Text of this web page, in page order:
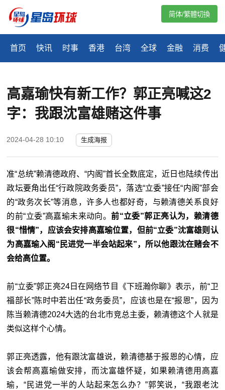
首页 快讯 时事 香港 台湾 全球 金融 消费
简体/繁體切換
高嘉瑜快有新工作？郭正亮喊这2
字：我跟沈富雄赌这件事
2024-04-28 10:10 生成海报
准“总统”赖清德政府、“内阁”首长全数底定，近日也陆续传出
政坛要角出任“行政院政务委员”，落选“立委”接任“内阁”部会
的“政务次长”等消息，许多人也都好奇，与赖清德关系良好
的前“立委”高嘉瑜未来动向。前“立委”郭正亮认为，赖清德
很“惜情”，应该会安排高嘉瑜位置，但前“立委”沈富雄则认
为高嘉瑜入阁“民进党一半会站起来”，所以他跟沈在赌会不
会给高位置。
前“立委”郭正亮24日在网络节目《下班瀚你聊》表示，前“卫
福部长”陈时中若出任“政务委员”，应该也是在“报恩”，因为
陈当赖清德2024大选的台北市竞总主委，赖清德这个人就是
类似这样个心情。
郭正亮透露，他有跟沈富雄说，赖清德基于报恩的心情，应
该会帮高嘉瑜做安排，而沈富雄怀疑，如果赖清德用高嘉
瑜，“民进党一半的人站起来怎么办？”郭笑说，“我跟老沈